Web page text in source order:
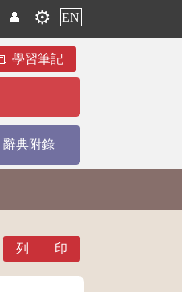
👤 ⚙️ EN
學習筆記
辭典附錄
列 印